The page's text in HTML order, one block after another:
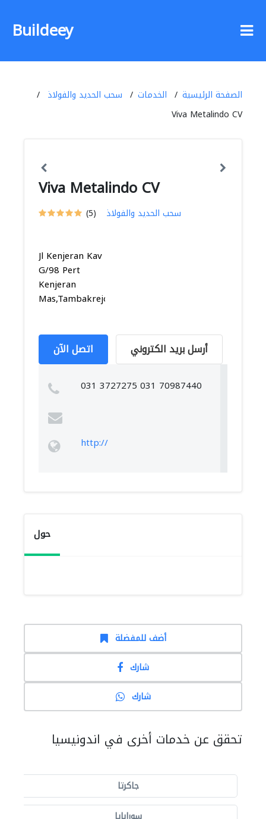
Buildeey
الصفحة الرئيسية الخدمات
سحب الحديد والفولاذ
Viva Metalindo CV
Viva Metalindo CV
(5) سحب الحديد والفولاذ
Jl Kenjeran Kav
G/98 Pert
Kenjeran
Mas,Tambakrejo,...
اتصل الآن أرسل بريد الكتروني
031 3727275 031 70987440
http://
حول
أضف للمفضلة
شارك
شارك
تحقق عن خدمات أخرى في اندونيسيا
جاكرتا